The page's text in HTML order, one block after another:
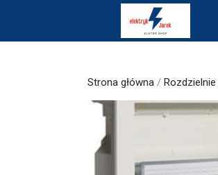
Strona główna / Rozdzielnie